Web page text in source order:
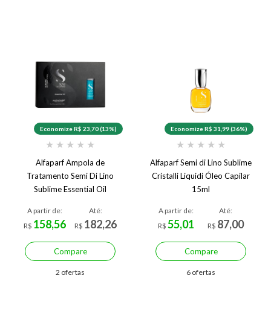
Economize R$ 23,70 (13%)
★ ★ ★ ★ ★
Alfaparf Ampola de
Tratamento Semi Di Lino
Sublime Essential Oil
A partir de:
R$ 158,56
Até:
R$ 182,26
Compare
2 ofertas
Economize R$ 31,99 (36%)
★ ★ ★ ★ ★
Alfaparf Semi di Lino Sublime
Cristalli Liquidi Óleo Capilar
15ml
A partir de:
R$55,01
Até:
R$ 87,00
Compare
6 ofertas